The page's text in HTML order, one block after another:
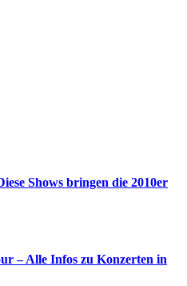
Shows bringen die 2010er
– Alle Infos zu Konzerten in